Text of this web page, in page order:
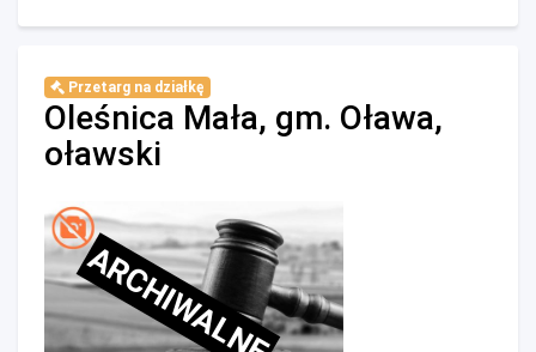
Przetarg na działkę
Oleśnica Mała, gm. Oława,
oławski
ARCHIWALNE